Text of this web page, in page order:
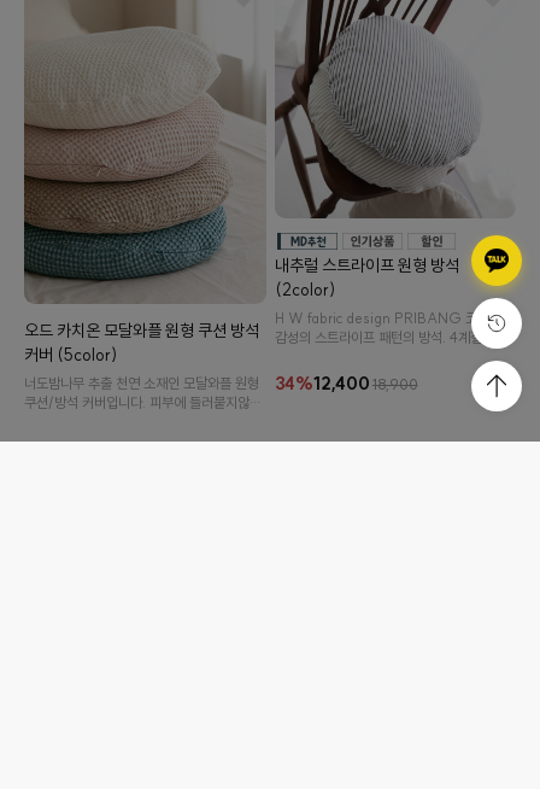
오드 카치온 모달와플 원형 쿠션 방석
커버 (5color)
너도밤나무 추출 천연 소재인 모달와플 원형
쿠션/방석 커버입니다. 피부에 들러붙지않는
으로 추천드려요 :)
26%15,500
내추럴 스트라이프 원형 방석
(2color)
H W fabric design PRIBANG 코튼린넨
감성의 스트라이프 패턴의 방석. 4계절 내내
34%12,400 18,900